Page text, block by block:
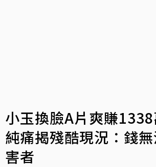
小玉換臉A片爽賺
純痛揭殘酷現況：錢
害者